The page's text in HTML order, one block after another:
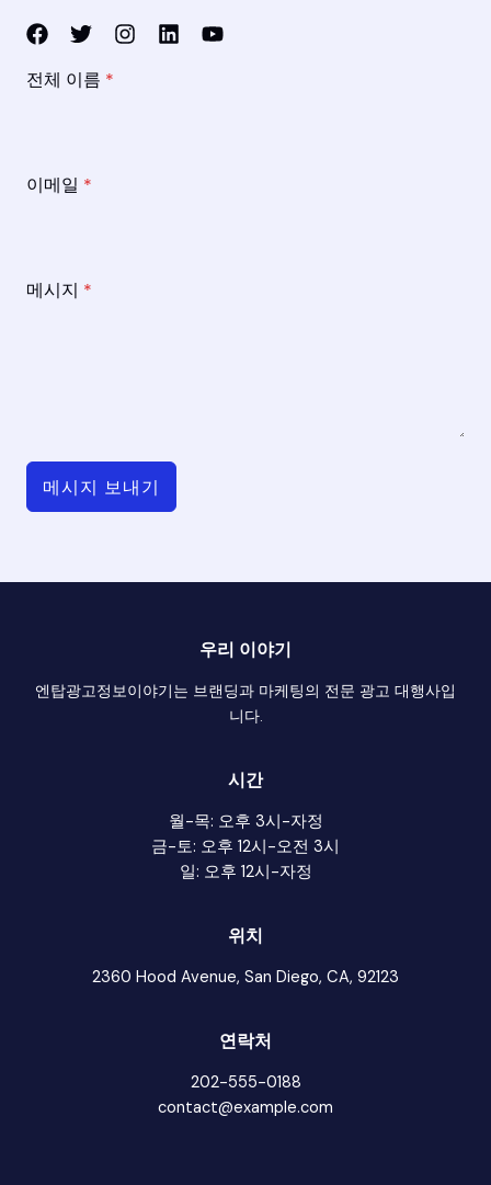
전체 이름 *
이메일 *
메시지 *
메시지 보내기
우리 이야기
엔탑광고정보이야기는 브랜딩과 마케팅의 전문 광고 대행사입
니다.
시간
월-목: 오후 3시-자정
금-토: 오후 12시-오전 3시
일: 오후 12시-자정
위치
2360 Hood Avenue, San Diego, CA, 92123
연락처
202-555-0188
contact@example.com